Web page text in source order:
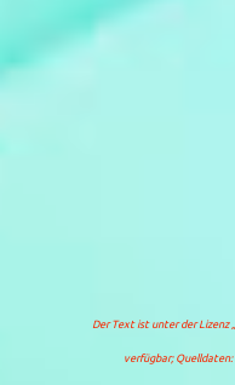
Der Text ist unter der Lizenz
verfügbar;